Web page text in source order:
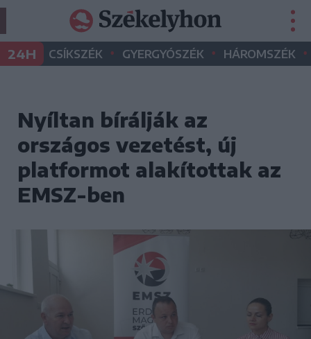
24H CSÍKSZÉK • GYERGYÓSZÉK • HÁROMSZÉK •
Nyíltan bírálják az
országos vezetést, új
platformot alakítottak az
EMSZ-ben